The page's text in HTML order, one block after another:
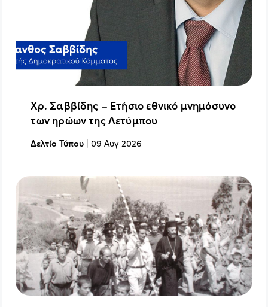
Χρ. Σαββίδης – Ετήσιο εθνικό μνημόσυνο
των ηρώων της Λετύμπου
Δελτίο Τύπου |09 Αυγ 2026